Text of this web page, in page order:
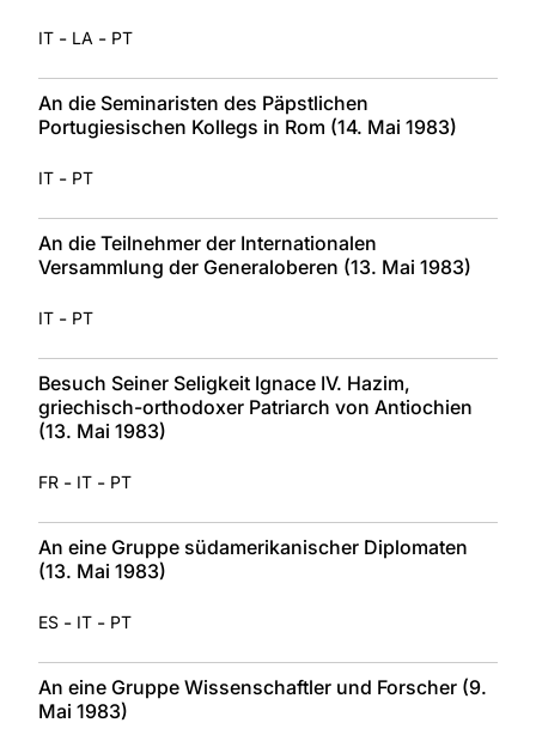
IT - LA - PT
An die Seminaristen des Päpstlichen
Portugiesischen Kollegs in Rom (14. Mai 1983)
IT - PT
An die Teilnehmer der Internationalen
Versammlung der Generaloberen (13. Mai 1983)
IT - PT
Besuch Seiner Seligkeit Ignace IV. Hazim,
griechisch-orthodoxer Patriarch von Antiochien
(13. Mai 1983)
FR - IT - PT
An eine Gruppe südamerikanischer Diplomaten
(13. Mai 1983)
ES - IT - PT
An eine Gruppe Wissenschaftler und Forscher (9.
Mai 1983)